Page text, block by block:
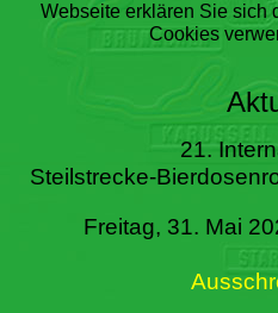
Steilstrecke
Literatur
Termine
Webseite erklären Sie sich
Cookies
21.
Steilstrecke-
Freitag, 31. Mai